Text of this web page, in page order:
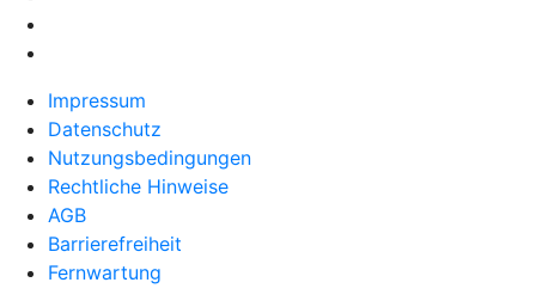
Impressum
Datenschutz
Nutzungsbedingungen
Rechtliche Hinweise
AGB
Barrierefreiheit
Fernwartung